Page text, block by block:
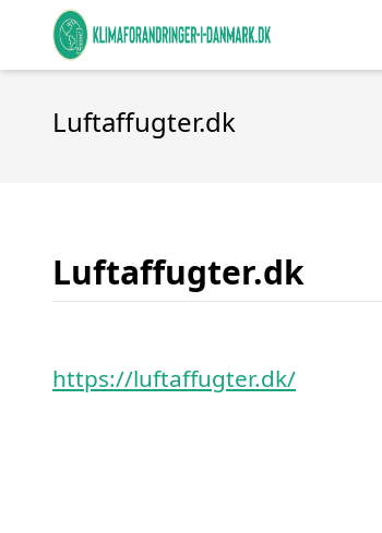
Luftaffugter.dk
Luftaffugter.dk
https://luftaffugter.dk/